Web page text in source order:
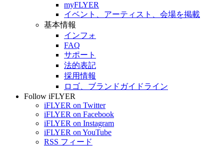
myFLYER
イベント、アーティスト、会場を掲載
基本情報
インフォ
FAQ
サポート
法的表記
採用情報
ロゴ、ブランドガイドライン
Follow iFLYER
iFLYER on Twitter
iFLYER on Facebook
iFLYER on Instagram
iFLYER on YouTube
RSS フィード